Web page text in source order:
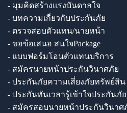
- มุมคิดสร้างแรงบันดาลใจ
- บทความเกี่ยวกับประกันภัย
- ตรวจสอบตัวแทน/นายหน้า
- ขอข้อเสนอ สนใจPackage
- แบบฟอร์มโอนตัวแทนบริการ
- สมัครนายหน้าประกันวินาศภัย
- ประกันภัยความเสี่ยงภัยทรัพย์สิน
- ประกันทันเวลารู้เข้าใจประกันภัย
- สมัครสอบนายหน้าประกันวินาศ